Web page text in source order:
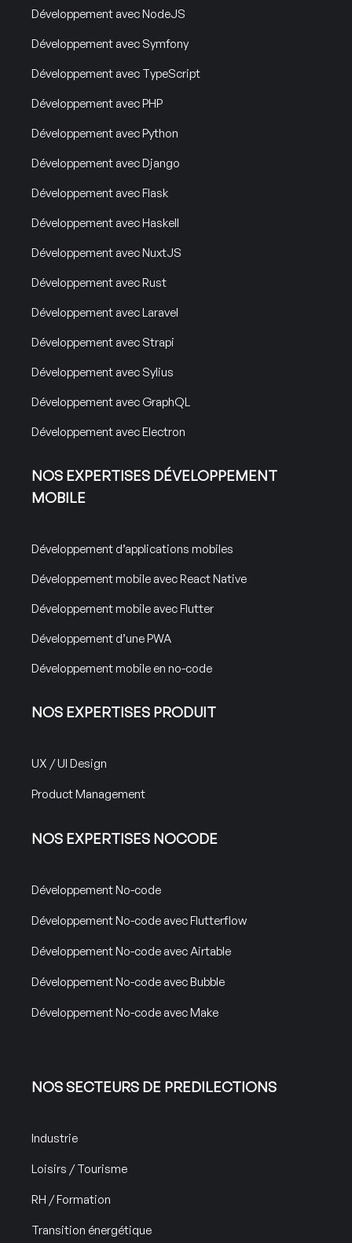
Développement avec NodeJS
Développement avec Symfony
Développement avec TypeScript
Développement avec PHP
Développement avec Python
Développement avec Django
Développement avec Flask
Développement avec Haskell
Développement avec NuxtJS
Développement avec Rust
Développement avec Laravel
Développement avec Strapi
Développement avec Sylius
Développement avec GraphQL
Développement avec Electron
NOS EXPERTISES DÉVELOPPEMENT
MOBILE
Développement d’applications mobiles
Développement mobile avec React Native
Développement mobile avec Flutter
Développement d’une PWA
Développement mobile en no-code
NOS EXPERTISES PRODUIT
UX / UI Design
Product Management
NOS EXPERTISES NOCODE
Développement No-code
Développement No-code avec Flutterflow
Développement No-code avec Airtable
Développement No-code avec Bubble
Développement No-code avec Make
NOS SECTEURS DE PREDILECTIONS
Industrie
Loisirs / Tourisme
RH / Formation
Transition énergétique